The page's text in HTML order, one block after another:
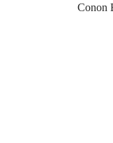
Conon